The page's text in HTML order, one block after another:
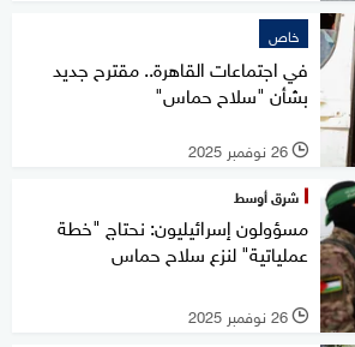
خاص
في اجتماعات القاهرة.. مقترح جديد
بشأن "سلاح حماس"
l 26 نوفمبر 2025
شرق أوسط
مسؤولون إسرائيليون: نحتاج "خطة
عملياتية" لنزع سلاح حماس
l 26 نوفمبر 2025